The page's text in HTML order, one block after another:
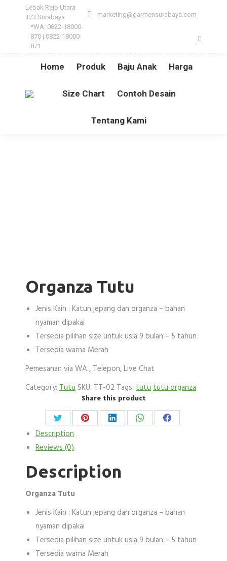
Lebak Rejo Utara
III/3 Surabaya
*WA: 0822-18000-
870 | 0822-18000-
871
marketing@garmensurabaya.com
Home Produk Baju Anak Harga
Size Chart Contoh Desain
Tentang Kami
Organza Tutu
Jenis Kain : Katun jepang dan organza – bahan
nyaman dipakai
Tersedia pilihan size untuk usia 9 bulan – 5 tahun
Tersedia warna Merah
Pemesanan via WA , Telepon, Live Chat
Category: TutuSKU: TT-02 Tags: tutututu organza
Share this product
Share
on
Twitter
Share
Share
Share
Share
Description
Reviews (0)
Description
Organza Tutu
Jenis Kain : Katun jepang dan organza – bahan
nyaman dipakai
Tersedia pilihan size untuk usia 9 bulan – 5 tahun
Tersedia warna Merah